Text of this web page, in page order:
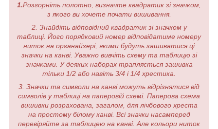
1.Розгорніть полотно, визначте квадратик зі значком,
з якого ви хочете почати вишивання.
2. Знайдіть відповідний квадратик зі значком у
таблиці. Його порядковий номер відповідатиме номеру
ниток на органайзері, якими будуть зашиватися ці
значки на канві. Уважно вивчіть схему та таблицю зі
значками. У деяких наборах трапляється зашивка
тільки 1/2 або навіть 3/4 і 1/4 хрестика.
3. Значки та символи на канві можуть відрізнятися від
символів у таблиці на паперовій схемі. Паперова схема
вишивки розрахована, загалом, для лічбового хреста
на простому білому канві. Всі значки насамперед
перевіряйте за таблицею на канві. Але кольори ниток